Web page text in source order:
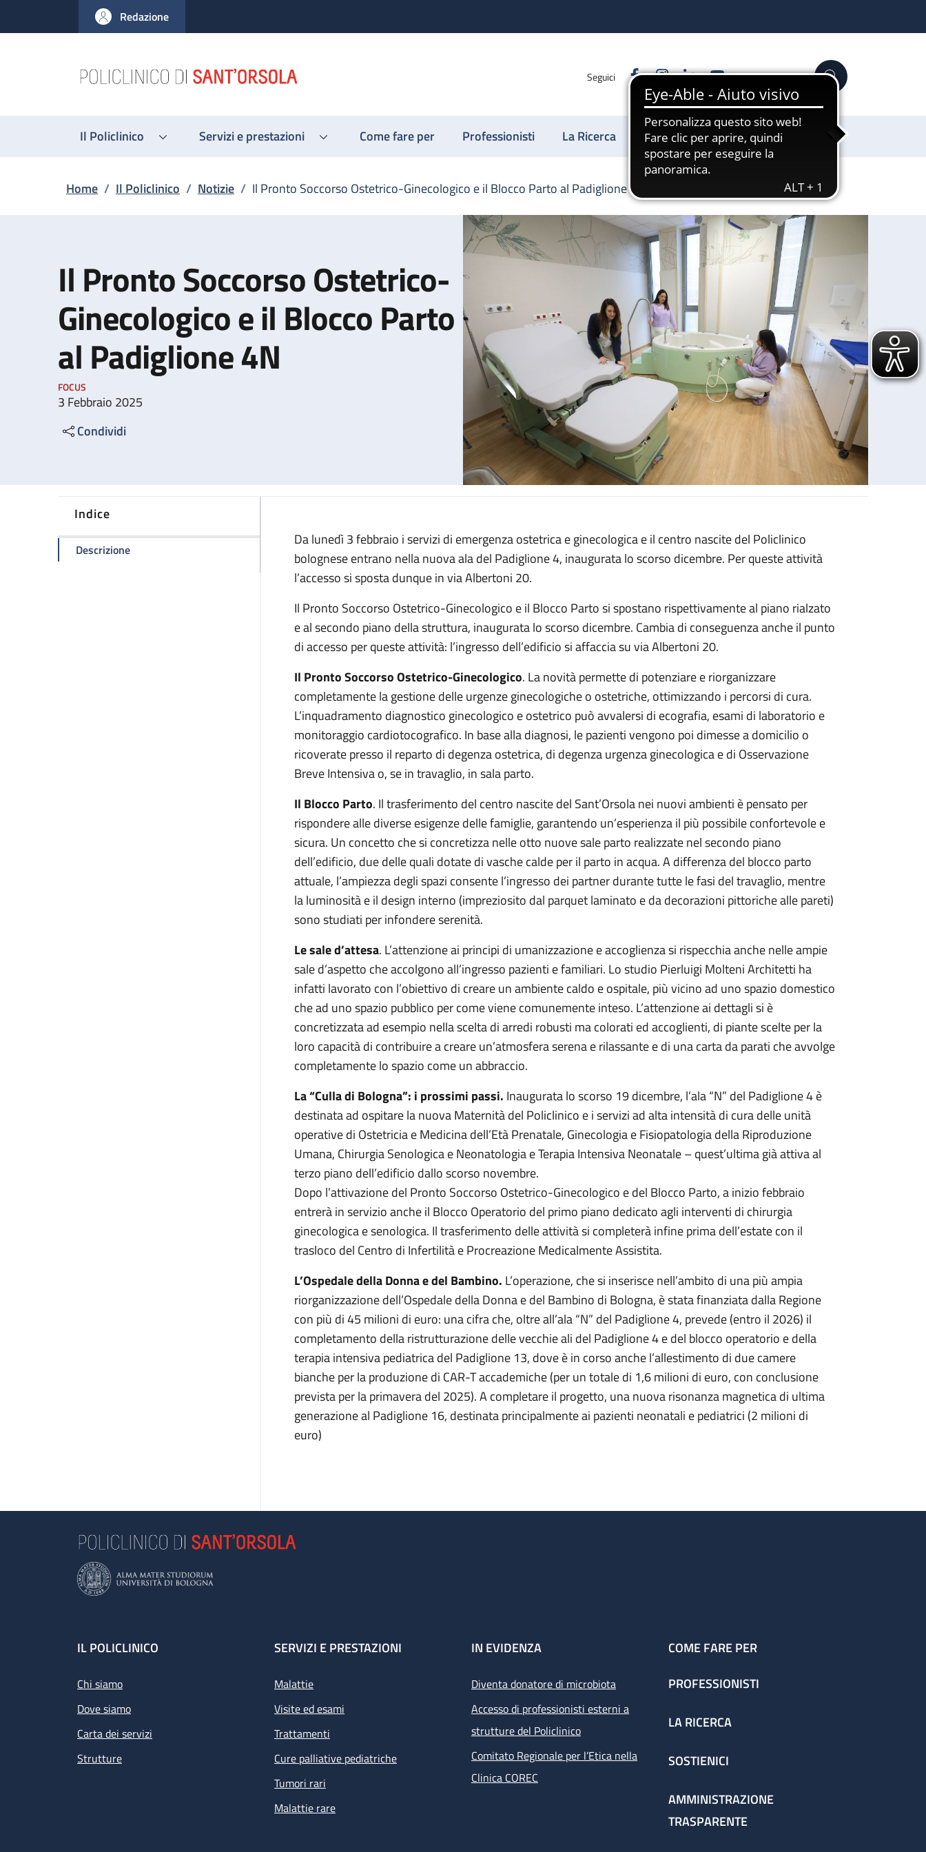
al contenuto principale
to footer content
Redazione
Seguici FacebookInstagram
LinkedinYouTube Cerca
Il Policlinico Servizi e prestazioni Come fare per Professionisti La Ricerca Sostienici
Briciole di pane
Home / Il Policlinico / Notizie / Il Pronto Soccorso Ostetrico-Ginecologico e il Blocco Parto al Padiglione 4N
Il Pronto Soccorso Ostetrico-
Ginecologico e il Blocco Parto
al Padiglione 4N
FOCUS
3 Febbraio 2025
Condividi
Indice
Descrizionedella pagina Il Pronto Soccorso Ostetrico-Ginecologico e il Blocco Parto al Padiglione 4N
Da lunedì 3 febbraio i servizi di emergenza ostetrica e ginecologica e il centro nascite del Policlinico
bolognese entrano nella nuova ala del Padiglione 4, inaugurata lo scorso dicembre. Per queste attività
l’accesso si sposta dunque in via Albertoni 20.
Il Pronto Soccorso Ostetrico-Ginecologico e il Blocco Parto si spostano rispettivamente al piano rialzato
e al secondo piano della struttura, inaugurata lo scorso dicembre. Cambia di conseguenza anche il punto
di accesso per queste attività: l’ingresso dell’edificio si affaccia su via Albertoni 20.
Il Pronto Soccorso Ostetrico-Ginecologico. La novità permette di potenziare e riorganizzare
completamente la gestione delle urgenze ginecologiche o ostetriche, ottimizzando i percorsi di cura.
L’inquadramento diagnostico ginecologico e ostetrico può avvalersi di ecografia, esami di laboratorio e
monitoraggio cardiotocografico. In base alla diagnosi, le pazienti vengono poi dimesse a domicilio o
ricoverate presso il reparto di degenza ostetrica, di degenza urgenza ginecologica e di Osservazione
Breve Intensiva o, se in travaglio, in sala parto.
Il Blocco Parto. Il trasferimento del centro nascite del Sant’Orsola nei nuovi ambienti è pensato per
rispondere alle diverse esigenze delle famiglie, garantendo un’esperienza il più possibile confortevole e
sicura. Un concetto che si concretizza nelle otto nuove sale parto realizzate nel secondo piano
dell’edificio, due delle quali dotate di vasche calde per il parto in acqua. A differenza del blocco parto
attuale, l’ampiezza degli spazi consente l’ingresso dei partner durante tutte le fasi del travaglio, mentre
la luminosità e il design interno (impreziosito dal parquet laminato e da decorazioni pittoriche alle pareti)
sono studiati per infondere serenità.
Le sale d’attesa. L’attenzione ai principi di umanizzazione e accoglienza si rispecchia anche nelle ampie
sale d’aspetto che accolgono all’ingresso pazienti e familiari. Lo studio Pierluigi Molteni Architetti ha
infatti lavorato con l’obiettivo di creare un ambiente caldo e ospitale, più vicino ad uno spazio domestico
che ad uno spazio pubblico per come viene comunemente inteso. L’attenzione ai dettagli si è
concretizzata ad esempio nella scelta di arredi robusti ma colorati ed accoglienti, di piante scelte per la
loro capacità di contribuire a creare un’atmosfera serena e rilassante e di una carta da parati che avvolge
completamente lo spazio come un abbraccio.
La “Culla di Bologna”: i prossimi passi. Inaugurata lo scorso 19 dicembre, l’ala “N” del Padiglione 4 è
destinata ad ospitare la nuova Maternità del Policlinico e i servizi ad alta intensità di cura delle unità
operative di Ostetricia e Medicina dell’Età Prenatale, Ginecologia e Fisiopatologia della Riproduzione
Umana, Chirurgia Senologica e Neonatologia e Terapia Intensiva Neonatale – quest’ultima già attiva al
terzo piano dell’edificio dallo scorso novembre.
Dopo l’attivazione del Pronto Soccorso Ostetrico-Ginecologico e del Blocco Parto, a inizio febbraio
entrerà in servizio anche il Blocco Operatorio del primo piano dedicato agli interventi di chirurgia
ginecologica e senologica. Il trasferimento delle attività si completerà infine prima dell’estate con il
trasloco del Centro di Infertilità e Procreazione Medicalmente Assistita.
L’Ospedale della Donna e del Bambino. L’operazione, che si inserisce nell’ambito di una più ampia
riorganizzazione dell’Ospedale della Donna e del Bambino di Bologna, è stata finanziata dalla Regione
con più di 45 milioni di euro: una cifra che, oltre all’ala “N” del Padiglione 4, prevede (entro il 2026) il
completamento della ristrutturazione delle vecchie ali del Padiglione 4 e del blocco operatorio e della
terapia intensiva pediatrica del Padiglione 13, dove è in corso anche l’allestimento di due camere
bianche per la produzione di CAR-T accademiche (per un totale di 1,6 milioni di euro, con conclusione
prevista per la primavera del 2025). A completare il progetto, una nuova risonanza magnetica di ultima
generazione al Padiglione 16, destinata principalmente ai pazienti neonatali e pediatrici (2 milioni di
euro)
Footer
IL POLICLINICO
Chi siamo
Dove siamo
Carta dei servizi
Strutture
SERVIZI E PRESTAZIONI
Malattie
Visite ed esami
Trattamenti
Cure palliative pediatriche
Tumori rari
Malattie rare
IN EVIDENZA
Diventa donatore di microbiota
Accesso di professionisti esterni a
strutture del Policlinico
Comitato Regionale per l’Etica nella
Clinica COREC
COME FARE PER
PROFESSIONISTI
LA RICERCA
SOSTIENICI
AMMINISTRAZIONE
TRASPARENTE